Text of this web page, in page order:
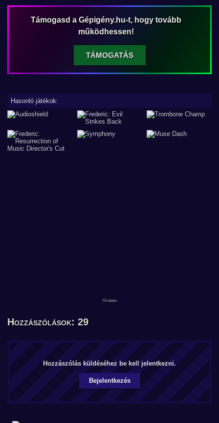
Támogasd a Gépigény.hu-t, hogy tovább
működhessen!
TÁMOGATÁS
Hasonló játékok:
Hozzászólások: 29
Hozzászólás küldéséhez be kell jelentkezni.
Bejelentkezés